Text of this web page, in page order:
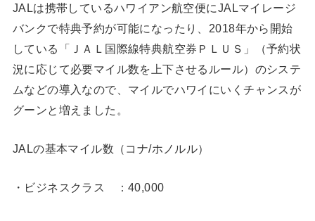
JALは携帯しているハワイアン航空便にJALマイレージ
バンクで特典予約が可能になったり、2018年から開始
している「ＪＡＬ国際線特典航空券ＰＬＵＳ」（予約状
況に応じて必要マイル数を上下させるルール）のシステ
ムなどの導入なので、マイルでハワイにいくチャンスが
グーンと増えました。
JALの基本マイル数（コナ/ホノルル）
・ビジネスクラス ：40,000